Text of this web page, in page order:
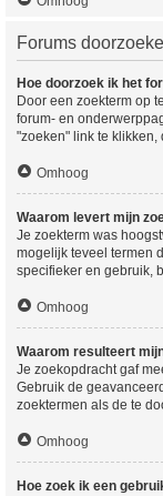
Forums
Hoe doorzoek ik het
Door een zoekterm op
forum- en
"zoeken" link te
Omhoog
Waarom levert mijn
Je zoekterm was
mogelijk teveel termen
specifieker en gebruik,
Omhoog
Waarom resulteert
Je zoekopdracht gaf
Gebruik de
zoektermen als de te
Omhoog
Hoe zoek ik een